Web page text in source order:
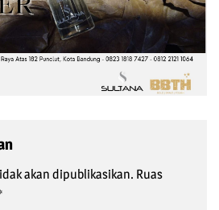
akan dipublikasikan. Ruas